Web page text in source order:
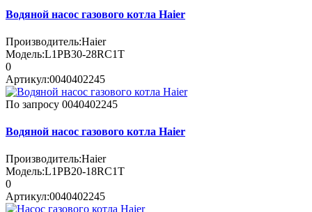
Водяной насос газового котла Haier
Производитель:Haier
Модель:L1PB30-28RC1T
0
Артикул:0040402245
По запросу 0040402245
Водяной насос газового котла Haier
Производитель:Haier
Модель:L1PB20-18RC1T
0
Артикул:0040402245